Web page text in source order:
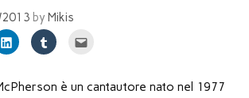
byMikis
Fai
clic
su
Fai
clic
su l'articolo
è un cantautore nato nel 1977